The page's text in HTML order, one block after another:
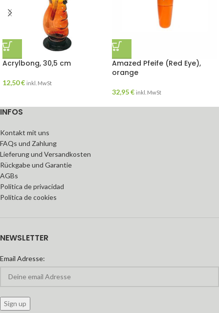
Acrylbong, 30,5 cm
12,50€ inkl. MwSt
Amazed Pfeife (Red Eye),
orange
32,95€ inkl. MwSt
INFOS
Kontakt mit uns
FAQs und Zahlung
Lieferung und Versandkosten
Rückgabe und Garantie
AGBs
Política de privacidad
Política de cookies
NEWSLETTER
Email Adresse: